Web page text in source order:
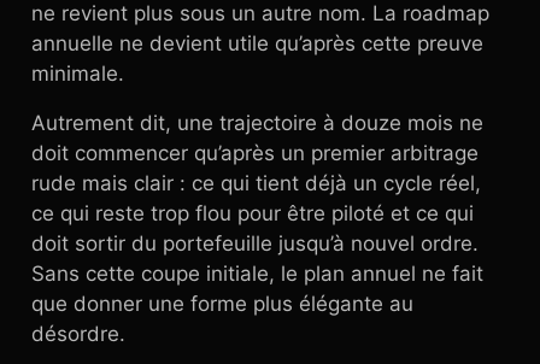
ne revient plus sous un autre nom. La roadmap
annuelle ne devient utile qu’après cette preuve
minimale.
Autrement dit, une trajectoire à douze mois ne
doit commencer qu’après un premier arbitrage
rude mais clair : ce qui tient déjà un cycle réel,
ce qui reste trop flou pour être piloté et ce qui
doit sortir du portefeuille jusqu’à nouvel ordre.
Sans cette coupe initiale, le plan annuel ne fait
que donner une forme plus élégante au
désordre.